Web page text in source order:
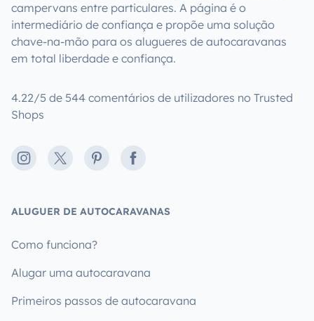
campervans entre particulares. A página é o
intermediário de confiança e propõe uma solução
chave-na-mão para os alugueres de autocaravanas
em total liberdade e confiança.
4.22/5 de 544 comentários de utilizadores no Trusted
Shops
Instagram
X PinterestFacebook
ALUGUER DE AUTOCARAVANAS
Como funciona?
Alugar uma autocaravana
Primeiros passos de autocaravana